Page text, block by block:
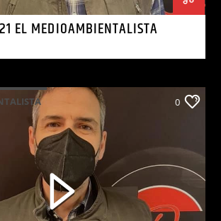
EL MEDIOAMBIENTALISTA
0